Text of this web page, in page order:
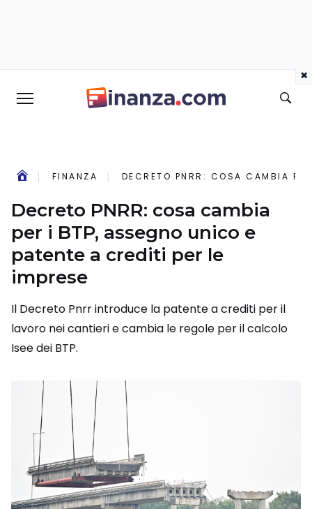
FINANZA DECRETO PNRR: COSA CAMBIA
Decreto PNRR: cosa cambia
per i BTP, assegno unico e
patente a crediti per le
imprese
Il Decreto Pnrr introduce la patente a crediti per il
lavoro nei cantieri e cambia le regole per il calcolo
Isee dei BTP.
×